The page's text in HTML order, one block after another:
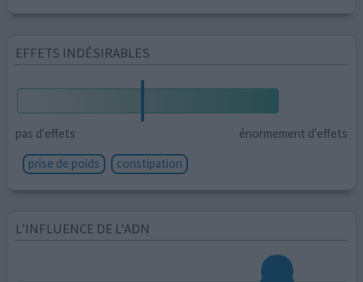
EFFETS INDÉSIRABLES
pas d'effets
énormement d'effets
prise de poids
constipation
L’INFLUENCE DE L'ADN